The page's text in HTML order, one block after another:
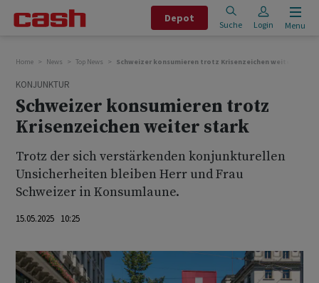
Depot
Suche Login Menu
Home News Top News Schweizer konsumieren trotz Krisenzeichen weiter stark
KONJUNKTUR
Schweizer konsumieren trotz
Krisenzeichen weiter stark
Trotz der sich verstärkenden konjunkturellen
Unsicherheiten bleiben Herr und Frau
Schweizer in Konsumlaune.
15.05.2025 10:25